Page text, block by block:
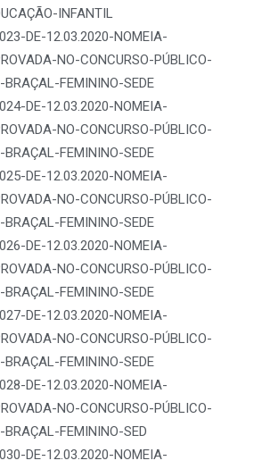
INFANTIL
DE-12.03.2020-NOMEIA-
NO-CONCURSO-PÚBLICO-
FEMININO-SEDE
DE-12.03.2020-NOMEIA-
NO-CONCURSO-PÚBLICO-
FEMININO-SEDE
DE-12.03.2020-NOMEIA-
NO-CONCURSO-PÚBLICO-
FEMININO-SEDE
DE-12.03.2020-NOMEIA-
NO-CONCURSO-PÚBLICO-
FEMININO-SEDE
DE-12.03.2020-NOMEIA-
NO-CONCURSO-PÚBLICO-
FEMININO-SEDE
DE-12.03.2020-NOMEIA-
NO-CONCURSO-PÚBLICO-
FEMININO-SED
DE-12.03.2020-NOMEIA-